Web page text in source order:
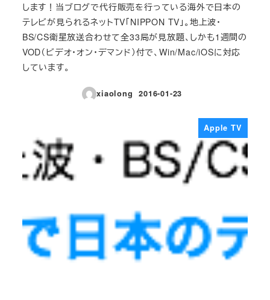
します！当ブログで代行販売を行っている海外で日本の
テレビが見られるネットTV「NIPPON TV」。地上波・
BS/CS衛星放送合わせて全33局が見放題、しかも1週間の
VOD（ビデオ・オン・デマンド）付で、Win/Mac/iOSに対応
しています。
xiaolong
投稿日
2016-01-23
Apple TV